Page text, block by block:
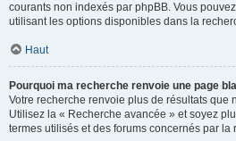
courants non indexés par phpBB. Vous
utilisant les options disponibles dans la
Haut
Pourquoi ma recherche renvoie une page
Votre recherche renvoie plus de résultats que
Utilisez la « Recherche avancée » et soyez
termes utilisés et des forums concernés par la